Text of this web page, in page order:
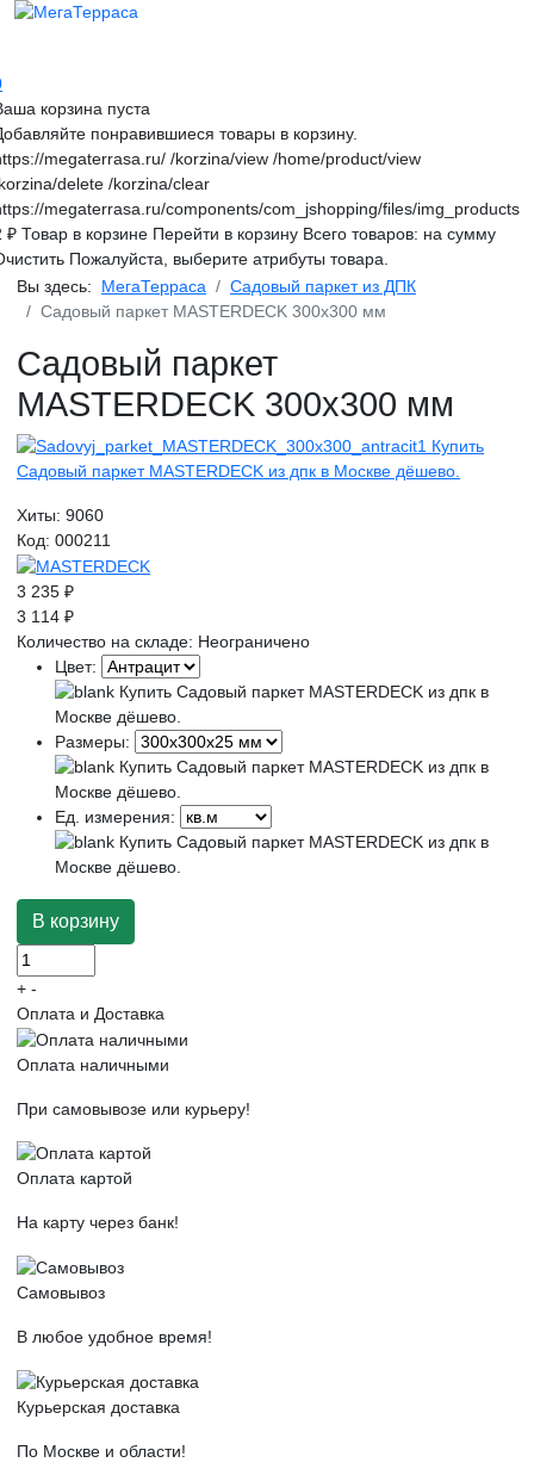
корзина пуста
понравившиеся товары в корзину.
megaterrasa.ru/ /korzina/view /home/product/view
delete /korzina/clear
megaterrasa.ru/components/com_jshopping/files/img_products
₽ Товар в корзине Перейти в корзину Всего товаров: на сумму
Пожалуйста, выберите атрибуты товара.
Вы здесь: МегаТерраса
Садовый паркет из ДПК
Садовый паркет MASTERDECK 300x300 мм
Садовый паркет
MASTERDECK 300x300 мм
Хиты: 9060
Код: 000211
3 235 ₽
3 114 ₽
Количество на складе: Неограничено
Цвет:
Размеры:
Ед. измерения:
+ -
Оплата и Доставка
Оплата наличными
При самовывозе или курьеру!
Оплата картой
На карту через банк!
Самовывоз
В любое удобное время!
Курьерская доставка
По Москве и области!